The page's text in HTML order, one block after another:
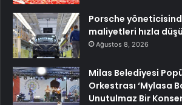
Porsche
maliyetleri hızla
Ağustos 8, 2026
Milas Belediyesi
Orkestrası ‘Mylasa
Unutulmaz Bir